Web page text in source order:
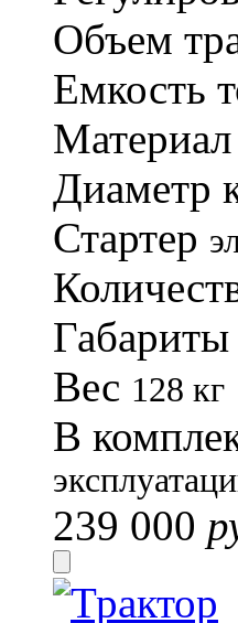
Объем
Емкость
Диаметр
Стартер
Вес 128 кг
В
239 000